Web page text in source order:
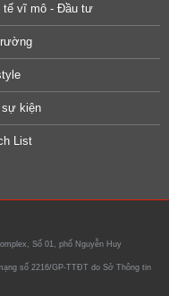
tế vĩ mô - Đầu tư
sự kiện
List
Số 01, phố Nguyễn Huy
số 2216/GP-TTĐT do Sở Thông tin